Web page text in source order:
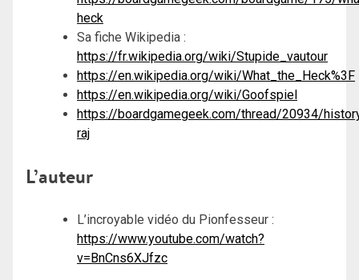
heck
Sa fiche Wikipedia :
https://fr.wikipedia.org/wiki/Stupide_vautour
https://en.wikipedia.org/wiki/What_the_Heck%3F
https://en.wikipedia.org/wiki/Goofspiel
https://boardgamegeek.com/thread/20934/
raj
L’auteur
L’incroyable vidéo du Pionfesseur :
https://www.youtube.com/watch?
v=BnCns6XJfzc